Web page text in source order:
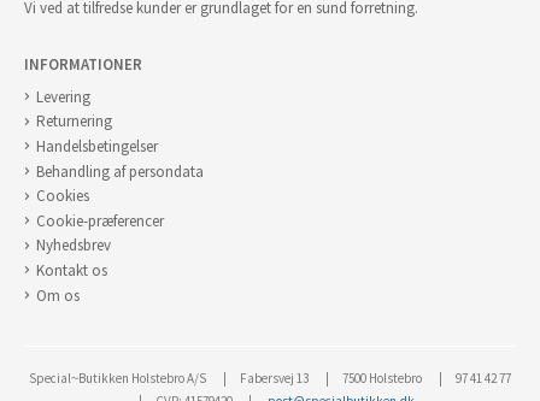
Vi ved at tilfredse kunder er grundlaget for en sund forretning.
INFORMATIONER
Levering
Returnering
Handelsbetingelser
Behandling af persondata
Cookies
Cookie-præferencer
Nyhedsbrev
Kontakt os
Om os
Special~Butikken Holstebro A/S Fabersvej 13 7500 Holstebro
97 41 42 77